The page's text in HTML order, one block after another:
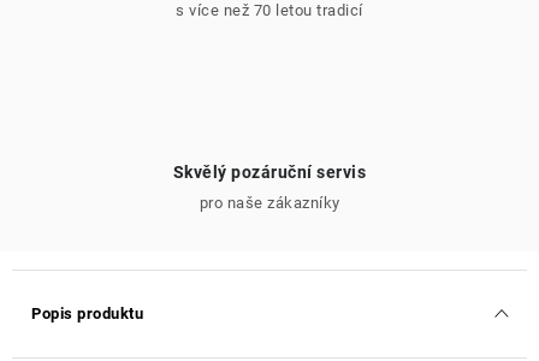
s více než 70 letou tradicí
Skvělý pozáruční servis
pro naše zákazníky
Popis produktu